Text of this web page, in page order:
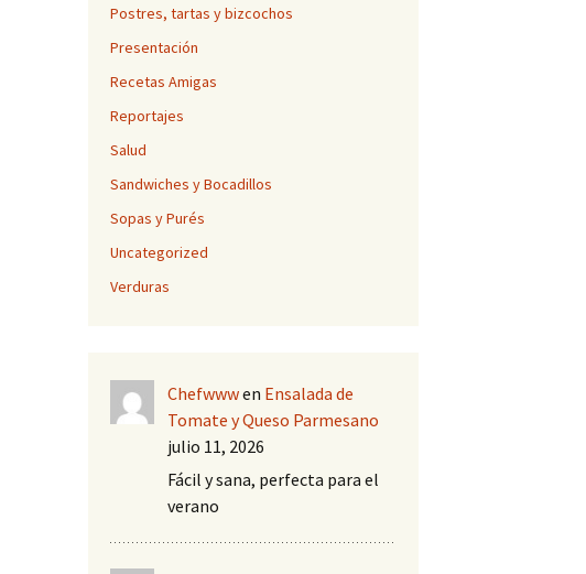
Postres, tartas y bizcochos
Presentación
Recetas Amigas
Reportajes
Salud
Sandwiches y Bocadillos
Sopas y Purés
Uncategorized
Verduras
Chefwwwen Ensalada de
Tomate y Queso Parmesano
julio 11, 2026
Fácil y sana, perfecta para el
verano